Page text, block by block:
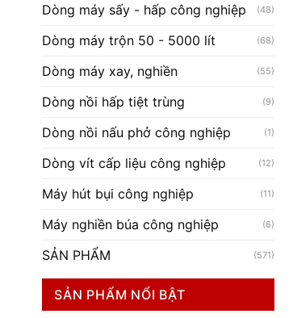
Dòng máy sấy - hấp công nghiệp (48)
Dòng máy trộn 50 - 5000 lít (68)
Dòng máy xay, nghiền (55)
Dòng nồi hấp tiệt trùng (9)
Dòng nồi nấu phở công nghiệp (1)
Dòng vít cấp liệu công nghiệp (12)
Máy hút bụi công nghiệp (11)
Máy nghiền búa công nghiệp (6)
SẢN PHẨM (571)
SẢN PHẨM NỔI BẬT